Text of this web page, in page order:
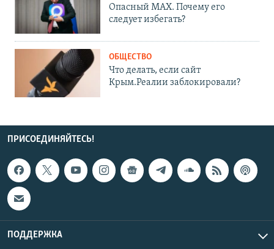
Опасный MAX. Почему его
следует избегать?
ОБЩЕСТВО
Что делать, если сайт
Крым.Реалии заблокировали?
ПРИСОЕДИНЯЙТЕСЬ!
ПОДДЕРЖКА